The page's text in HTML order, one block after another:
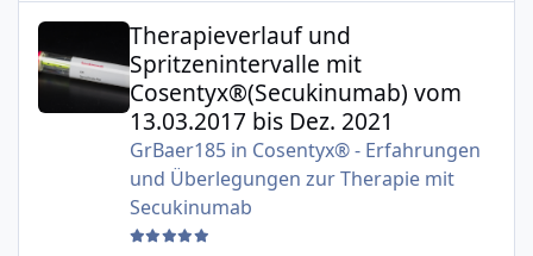
Therapieverlauf und Spritzenintervalle mit
Therapieverlauf und
Spritzenintervalle mit
Cosentyx®(Secukinumab) vom
13.03.2017 bis Dez. 2021
GrBaer185in Cosentyx® - Erfahrungen
und Überlegungen zur Therapie mit
Secukinumab